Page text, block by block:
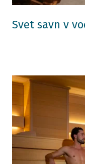
Svet savn v